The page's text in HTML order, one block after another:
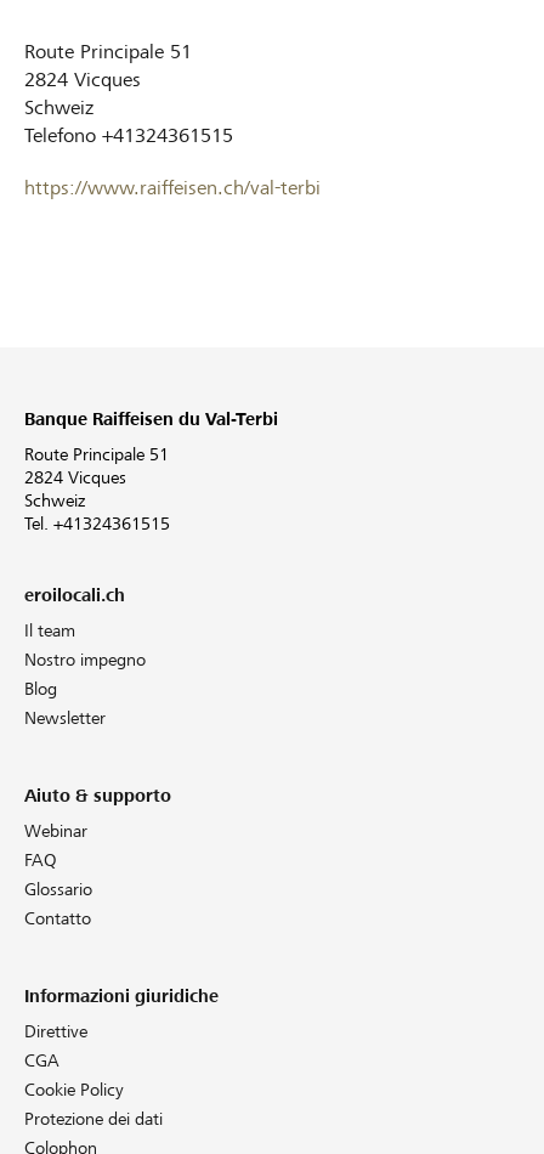
Route Principale 51
2824 Vicques
Schweiz
Telefono +41324361515
https://www.raiffeisen.ch/val-terbi
Banque Raiffeisen du Val-Terbi
Route Principale 51
2824 Vicques
Schweiz
Tel. +41324361515
eroilocali.ch
Il team
Nostro impegno
Blog
Newsletter
Aiuto & supporto
Webinar
FAQ
Glossario
Contatto
Informazioni giuridiche
Direttive
CGA
Cookie Policy
Protezione dei dati
Colophon